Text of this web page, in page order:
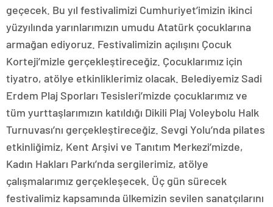
geçecek. Bu yıl festivalimizi Cumhuriyet’imizin ikinci
yüzyılında yarınlarımızın umudu Atatürk çocuklarına
armağan ediyoruz. Festivalimizin açılışını Çocuk
Korteji’mizle gerçekleştireceğiz. Çocuklarımız için
tiyatro, atölye etkinliklerimiz olacak. Belediyemiz Sadi
Erdem Plaj Sporları Tesisleri’mizde çocuklarımız ve
tüm yurttaşlarımızın katıldığı Dikili Plaj Voleybolu Halk
Turnuvası’nı gerçekleştireceğiz. Sevgi Yolu’nda pilates
etkinliğimiz, Kent Arşivi ve Tanıtım Merkezi’mizde,
Kadın Hakları Parkı’nda sergilerimiz, atölye
çalışmalarımız gerçekleşecek. Üç gün sürecek
festivalimiz kapsamında ülkemizin sevilen sanatçılarını